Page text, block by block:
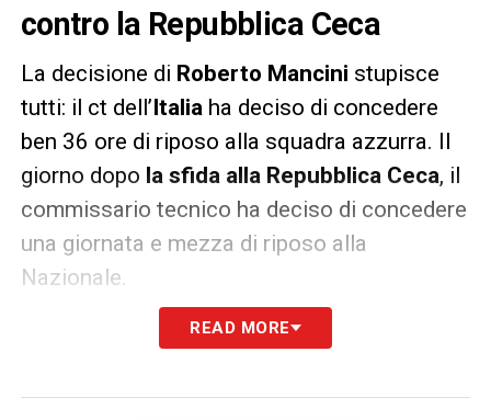
contro la Repubblica Ceca
La decisione di Roberto Mancini stupisce
tutti: il ct dell’Italia ha deciso di concedere
ben 36 ore di riposo alla squadra azzurra. Il
giorno dopo la sfida alla Repubblica Ceca, il
commissario tecnico ha deciso di concedere
una giornata e mezza di riposo alla
Nazionale.
I giocatori ne hanno approfittato per tornare
relax prima della full immersion della
READ MORE